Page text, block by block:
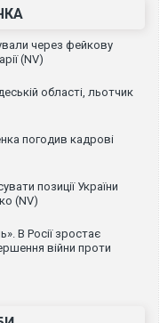
через фейкову
(NV)
області, льотчик
погодив кадрові
позиції України
(NV)
В Росії зростає
війни проти